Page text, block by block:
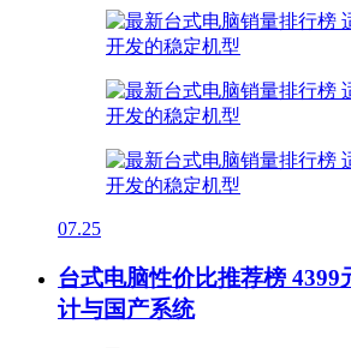
07.25
台式电脑性价比推荐榜 4399
计与国产系统